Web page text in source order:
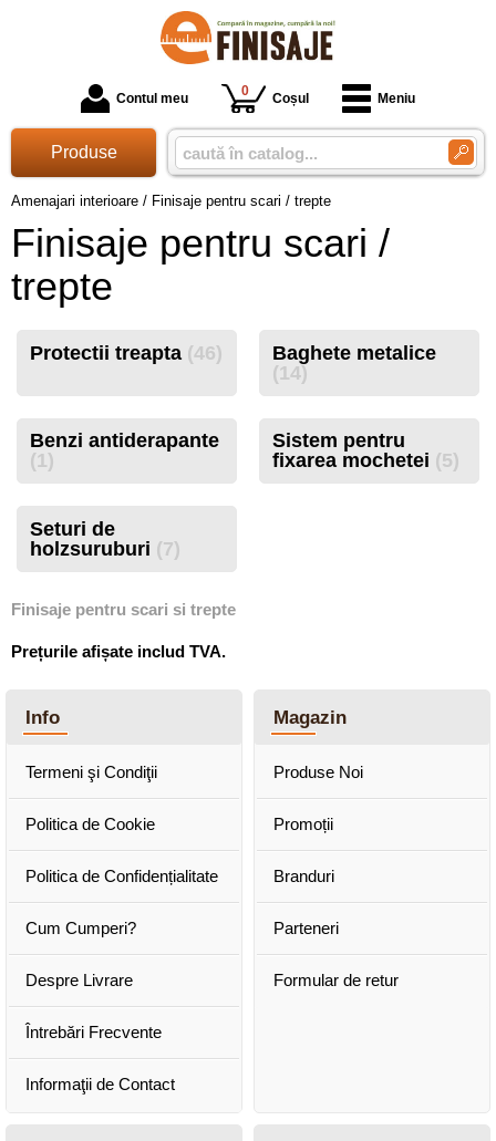
Contul meu 0 Coșul Meniu
Produse
Amenajari interioare / Finisaje pentru scari / trepte
Finisaje pentru scari /
trepte
Protectii treapta (46)
Baghete metalice
(14)
Benzi antiderapante
(1)
Sistem pentru
fixarea mochetei (5)
Seturi de
holzsuruburi (7)
Finisaje pentru scari si trepte
Prețurile afișate includ TVA.
Info
Termeni şi Condiţii
Politica de Cookie
Politica de Confidențialitate
Cum Cumperi?
Despre Livrare
Întrebări Frecvente
Informaţii de Contact
Magazin
Produse Noi
Promoții
Branduri
Parteneri
Formular de retur